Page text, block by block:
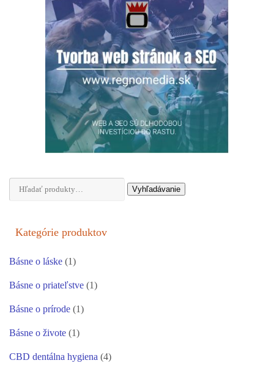
Hľadať: Vyhľadávanie
Kategórie produktov
Básne o láske (1)
Básne o priateľstve (1)
Básne o prírode (1)
Básne o živote (1)
CBD dentálna hygiena (4)